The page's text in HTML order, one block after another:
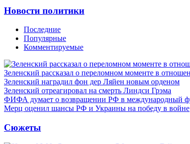
Новости политики
Последние
Популярные
Комментируемые
Зеленский рассказал о переломном моменте в
Зеленский наградил фон дер Ляйен новым орденом
Зеленский отреагировал на смерть Линдси Грэма
ФИФА думает о возвращении РФ в международный
Мерц оценил шансы РФ и Украины на победу в войне
Сюжеты